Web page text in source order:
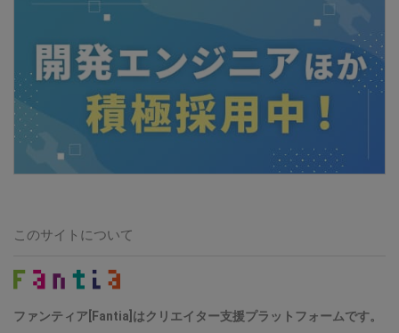
このサイトについて
ファンティア[Fantia]はクリエイター支援プラットフォームです。